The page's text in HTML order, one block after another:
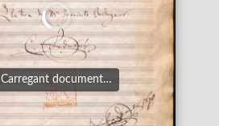
Carregant document…